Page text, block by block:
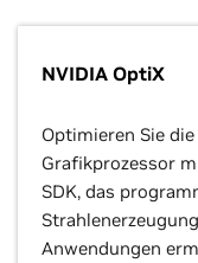
NVIDIA OptiX
Optimieren Sie
Grafikprozessor
SDK, das
Anwendungen